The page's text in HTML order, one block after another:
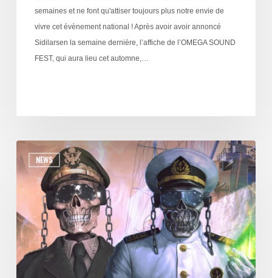
semaines et ne font qu'attiser toujours plus notre envie de
vivre cet évènement national ! Après avoir avoir annoncé
Sidilarsen la semaine dernière, l’affiche de l’OMEGA SOUND
FEST, qui aura lieu cet automne,…
NEWS